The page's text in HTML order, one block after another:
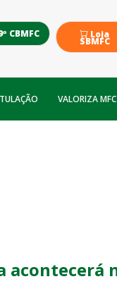
CBMFC Loja
SBMFC
VALORIZA MFC
acontecerá